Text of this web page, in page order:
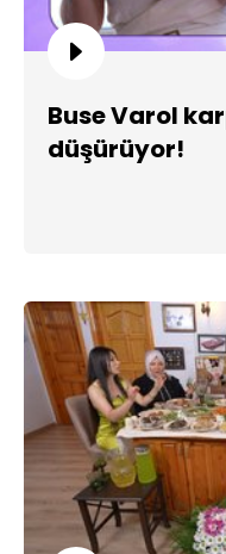
Buse Varol
düşürüyor!